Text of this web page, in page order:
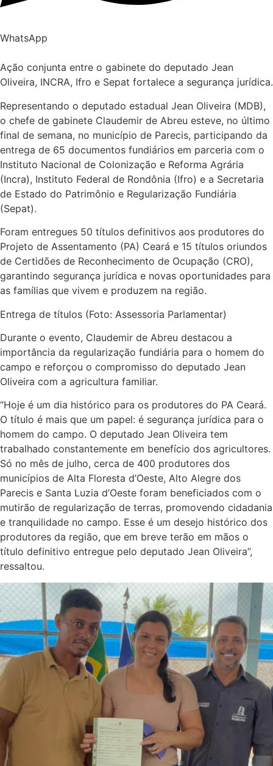
WhatsApp
Ação conjunta entre o gabinete do deputado Jean
Oliveira, INCRA, Ifro e Sepat fortalece a segurança jurídica.
Representando o deputado estadual Jean Oliveira (MDB),
o chefe de gabinete Claudemir de Abreu esteve, no último
final de semana, no município de Parecis, participando da
entrega de 65 documentos fundiários em parceria com o
Instituto Nacional de Colonização e Reforma Agrária
(Incra), Instituto Federal de Rondônia (Ifro) e a Secretaria
de Estado do Patrimônio e Regularização Fundiária
(Sepat).
Foram entregues 50 títulos definitivos aos produtores do
Projeto de Assentamento (PA) Ceará e 15 títulos oriundos
de Certidões de Reconhecimento de Ocupação (CRO),
garantindo segurança jurídica e novas oportunidades para
as famílias que vivem e produzem na região.
Entrega de títulos (Foto: Assessoria Parlamentar)
Durante o evento, Claudemir de Abreu destacou a
importância da regularização fundiária para o homem do
Oliveira com a agricultura familiar.
“Hoje é um dia histórico para os produtores do PA Ceará.
O título é mais que um papel: é segurança jurídica para o
homem do campo. O deputado Jean Oliveira tem
trabalhado constantemente em benefício dos agricultores.
Só no mês de julho, cerca de 400 produtores dos
municípios de Alta Floresta d’Oeste, Alto Alegre dos
Parecis e Santa Luzia d’Oeste foram beneficiados com o
mutirão de regularização de terras, promovendo cidadania
e tranquilidade no campo. Esse é um desejo histórico dos
produtores da região, que em breve terão em mãos o
título definitivo entregue pelo deputado Jean Oliveira”,